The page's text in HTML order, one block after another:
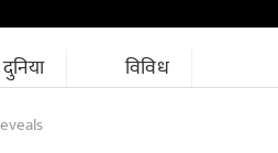
दुनिया विविध